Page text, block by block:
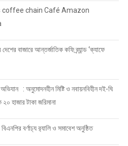
coffee chain Café Amazon
বাজারে আন্তর্জাতিক কফি ব্র্যান্ড ‘ক্যাফে
: অনুমোদনহীন মিষ্টি ও নবায়নবিহীন দই-ঘি
হাজার টাকা জরিমানা
বর্ণাঢ্য র‍্যালি ও সমাবেশ অনুষ্ঠিত